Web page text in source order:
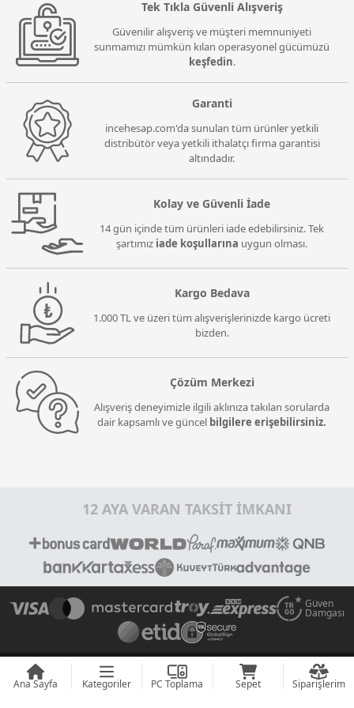
Ana Sayfa Kategoriler PC Toplama Sepet Siparişlerim
Tek Tıkla Güvenli Alışveriş
Güvenilir alışveriş ve müşteri memnuniyeti
sunmamızı mümkün kılan operasyonel gücümüzü
keşfedin.
Garanti
incehesap.com'da sunulan tüm ürünler yetkili
distribütör veya yetkili ithalatçı firma garantisi
altındadır.
Kolay ve Güvenli İade
14 gün içinde tüm ürünleri iade edebilirsiniz. Tek
şartımız iade koşullarına uygun olması.
Kargo Bedava
1.000 TL ve üzeri tüm alışverişlerinizde kargo ücreti
bizden.
Çözüm Merkezi
Alışveriş deneyimizle ilgili aklınıza takılan sorularda
dair kapsamlı ve güncel bilgilere erişebilirsiniz.
12 AYA VARAN TAKSİT İMKANI
Güven
Damgası
E Bülten Aboneliği